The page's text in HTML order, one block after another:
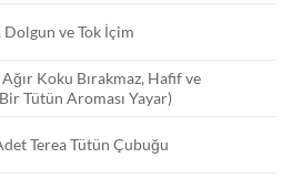
ve Tok İçim
Ağır Koku Bırakmaz, Hafif ve
Tütün Aroması Yayar)
Terea Tütün Çubuğu